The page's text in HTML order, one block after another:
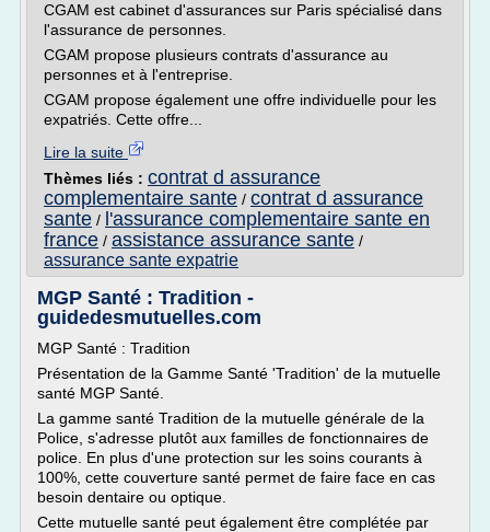
CGAM est cabinet d'assurances sur Paris spécialisé dans
l'assurance de personnes.
CGAM propose plusieurs contrats d'assurance au
personnes et à l'entreprise.
CGAM propose également une offre individuelle pour les
expatriés. Cette offre...
Lire la suite
Thèmes liés : contrat d assurance
complementaire sante / contrat d assurance
sante / l'assurance complementaire sante en
france / assistance assurance sante /
assurance sante expatrie
MGP Santé : Tradition -
guidedesmutuelles.com
MGP Santé : Tradition
Présentation de la Gamme Santé 'Tradition' de la mutuelle
santé MGP Santé.
La gamme santé Tradition de la mutuelle générale de la
Police, s'adresse plutôt aux familles de fonctionnaires de
police. En plus d'une protection sur les soins courants à
100%, cette couverture santé permet de faire face en cas
besoin dentaire ou optique.
Cette mutuelle santé peut également être complétée par